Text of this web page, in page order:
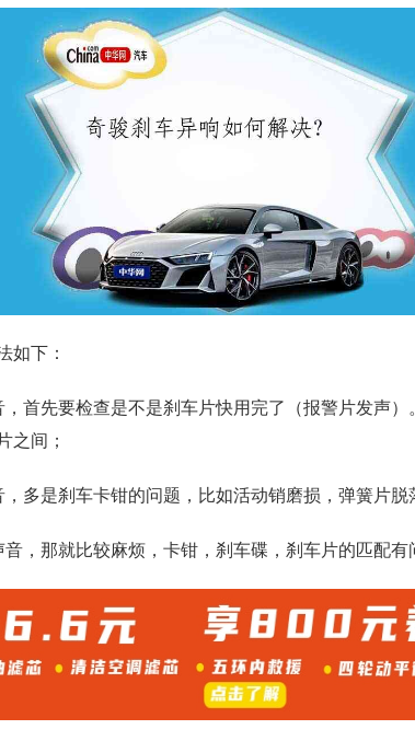
如下：
首先要检查是不是刹车片快用完了（报警片发声
之间；
多是刹车卡钳的问题，比如活动销磨损，弹簧片脱
，那就比较麻烦，卡钳，刹车碟，刹车片的匹配有